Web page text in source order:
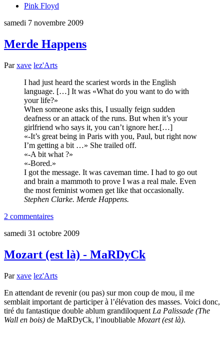
Pink Floyd
samedi 7 novembre 2009
Merde Happens
Parxave lez'Arts
I had just heard the scariest words in the English
language. […] It was
What do you want to do with
your life?
When someone asks this, I usually feign sudden
deafness or an attack of the runs. But when it’s your
girlfriend who says it, you can’t ignore her.[…]
-It’s great being in Paris with you, Paul, but right now
I’m getting a bit …
She trailed off.
-A bit what ?
-Bored.
I got the message. It was caveman time. I had to go out
and brain a mammoth to prove I was a real male. Even
the most feminist women get like that occasionally.
Stephen Clarke. Merde Happens.
2 commentaires
samedi 31 octobre 2009
Mozart (est là) - MaRDyCk
Parxave lez'Arts
En attendant de revenir (ou pas) sur mon coup de mou, il me
semblait important de participer à l’élévation des masses. Voici donc,
tiré du fantastique double ablum grandiloquent La Palissade (The
Wall en bois) de MaRDyCk, l’inoubliable Mozart (est là).